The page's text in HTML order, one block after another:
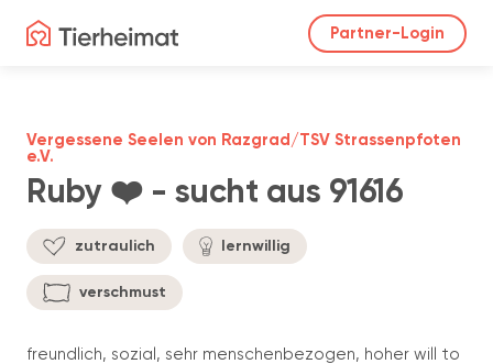
Partner-Login
Ruby ❤️ - sucht aus 91616
Vergessene Seelen von Razgrad/TSV Strassenpfoten
e.V.
zutraulich lernwillig
verschmust
freundlich, sozial, sehr menschenbezogen, hoher will to